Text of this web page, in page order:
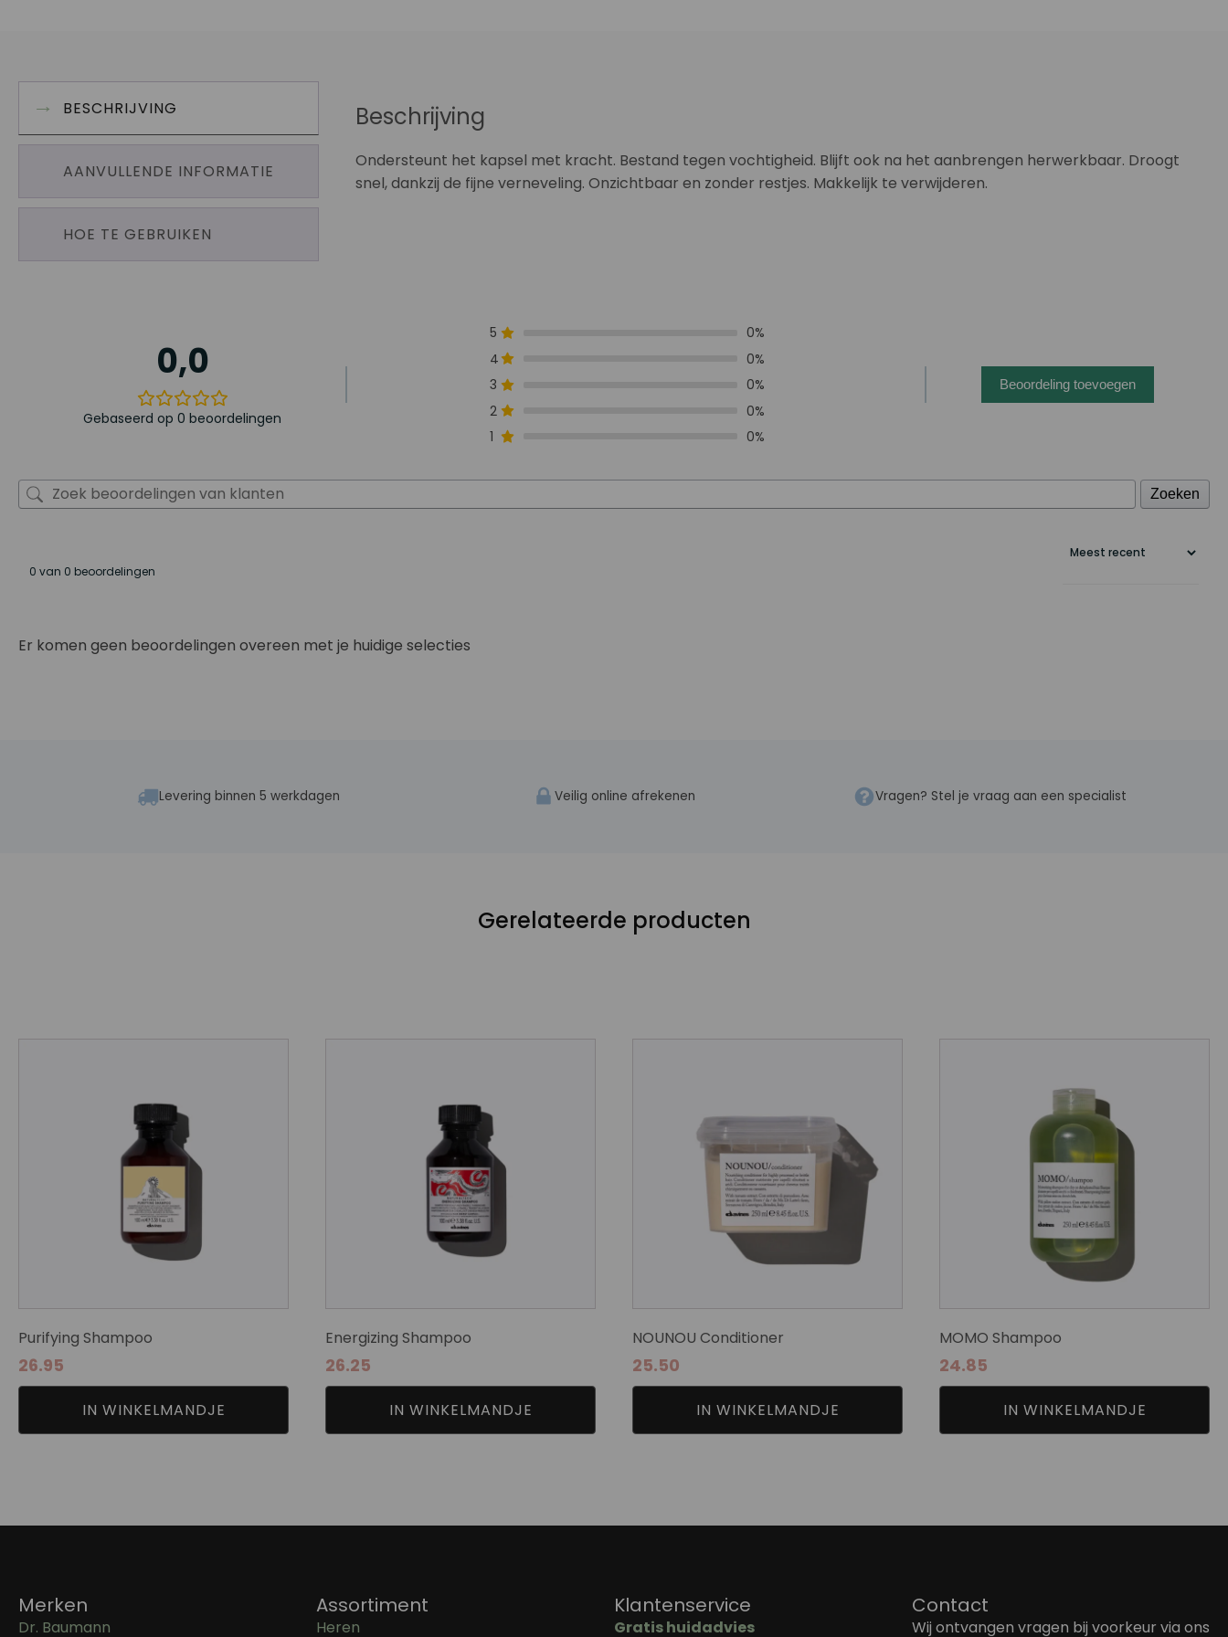
BESCHRIJVING
AANVULLENDE INFORMATIE
HOE TE GEBRUIKEN
Beschrijving
Ondersteunt het kapsel met kracht. Bestand tegen vochtigheid. Blijft ook na het aanbrengen herwerkbaar. Droogt
snel, dankzij de fijne verneveling. Onzichtbaar en zonder restjes. Makkelijk te verwijderen.
0,0
Gebaseerd op 0 beoordelingen
5
0%
4
0%
3
0%
2
0%
1
0%
Beoordeling toevoegen
Zoeken
0 van 0 beoordelingen
Er komen geen beoordelingen overeen met je huidige selecties
Levering binnen 5 werkdagen Veilig online afrekenen Vragen? Stel je vraag aan een specialist
Gerelateerde producten
Purifying Shampoo
26.95
IN WINKELMANDJE
Energizing Shampoo
26.25
IN WINKELMANDJE
NOUNOU Conditioner
25.50
IN WINKELMANDJE
MOMO Shampoo
24.85
IN WINKELMANDJE
Merken
Dr. Baumann
Assortiment
Heren
Klantenservice
Gratis huidadvies
Contact
Wij ontvangen vragen bij voorkeur via ons